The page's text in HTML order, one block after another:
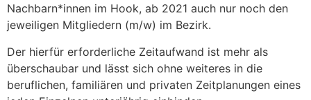
Nachbarn*innen im Hook, ab 2021 auch nur noch den
jeweiligen Mitgliedern (m/w) im Bezirk.
Der hierfür erforderliche Zeitaufwand ist mehr als
überschaubar und lässt sich ohne weiteres in die
beruflichen, familiären und privaten Zeitplanungen eines